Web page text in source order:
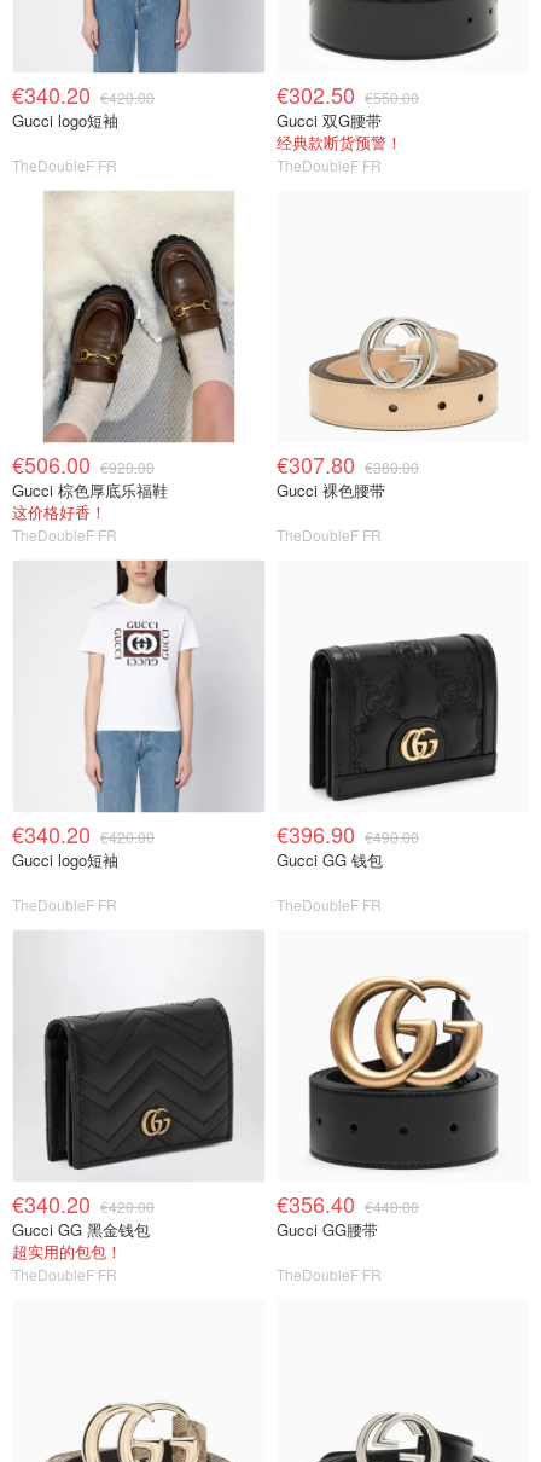
€340.20 €420.00
Gucci logo短袖
TheDoubleF FR
€302.50 €550.00
Gucci 双G腰带
经典款断货预警！
TheDoubleF FR
€506.00 €920.00
Gucci 棕色厚底乐福鞋
这价格好香！
TheDoubleF FR
€307.80 €380.00
Gucci 裸色腰带
TheDoubleF FR
€340.20 €420.00
Gucci logo短袖
TheDoubleF FR
€396.90 €490.00
Gucci GG 钱包
TheDoubleF FR
€340.20 €420.00
Gucci GG 黑金钱包
超实用的包包！
TheDoubleF FR
€356.40 €440.00
Gucci GG腰带
TheDoubleF FR